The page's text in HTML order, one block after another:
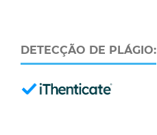
DETECÇÃO DE PLÁGIO: